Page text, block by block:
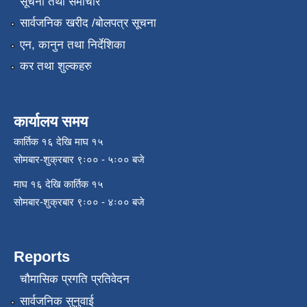
सार्वजनिक खरीद /बोलपत्र सूचना
एन, कानुन तथा निर्देशिका
कर तथा शुल्कहरु
कार्यालय समय
कार्तिक १६ देखि माघ १५
सोमबार-शुक्रबार ९ः०० - ५ः०० बजे
माघ १६ देखि कार्तिक १५
सोमबार-शुक्रबार ९ः०० - ४ः०० बजे
Reports
चौमासिक प्रगति प्रतिवेदन
सार्वजनिक सुनुवाई